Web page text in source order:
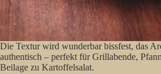
Die Textur wird wunderbar bissfest, das
authentisch – perfekt für Grillabende,
Beilage zu Kartoffelsalat.